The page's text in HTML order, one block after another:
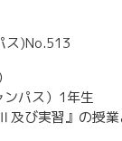
ス)No.513
パス）1年生
及び実習』の授業